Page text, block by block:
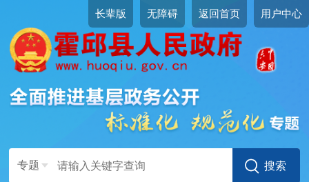
长辈版 无障碍 返回首页 用户中心
专题